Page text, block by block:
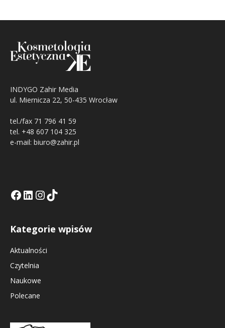
INDYGO Zahir Media
ul. Miernicza 22, 50-435 Wrocław
tel./fax 71 796 41 59
tel. +48 607 104 325
e-mail: biuro@zahir.pl
Facebook
LinkedIn
Tik Tok KEInstagramm KE
Kategorie wpisów
Aktualności
Czytelnia
Naukowe
Polecane